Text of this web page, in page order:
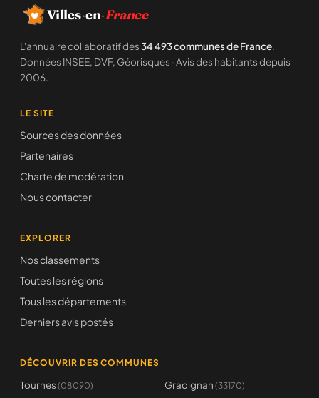
Villes·en·France
L'annuaire collaboratif des34 493 communes de France.
Données INSEE, DVF, Géorisques · Avis des habitants depuis
2006.
LE SITE
Sources des données
Partenaires
Charte de modération
Nous contacter
EXPLORER
Nos classements
Toutes les régions
Tous les départements
Derniers avis postés
DÉCOUVRIR DES COMMUNES
Tournes (08090) Gradignan (33170)